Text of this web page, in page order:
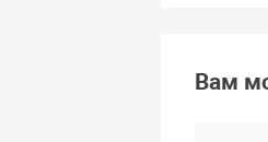
Вам